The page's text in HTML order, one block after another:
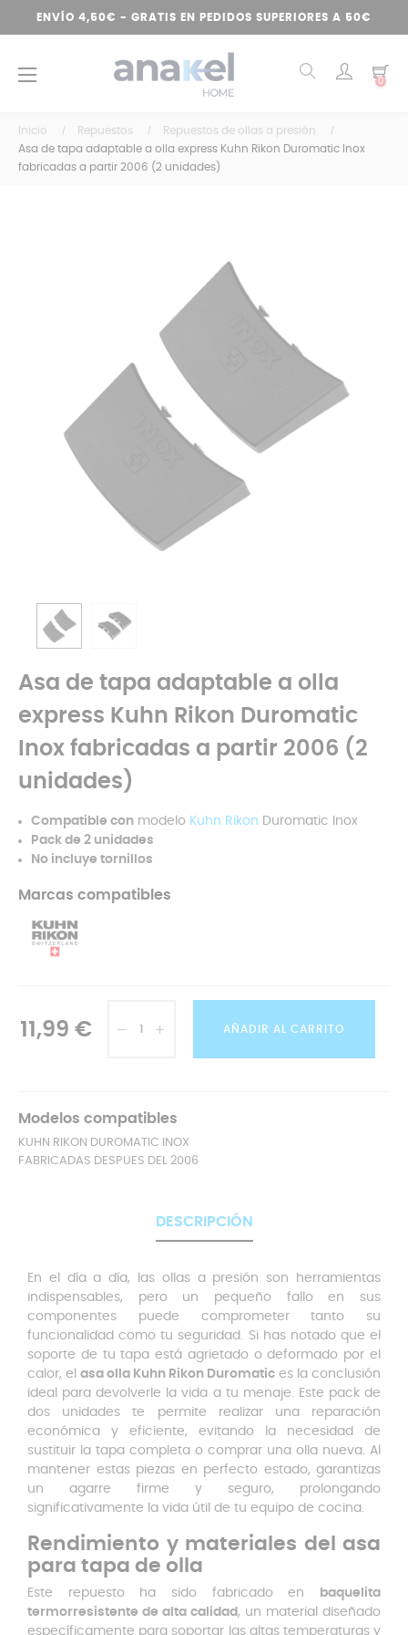
ENVÍO 4,50€ - GRATIS EN PEDIDOS SUPERIORES A 50€
Navegación
☰ 0
Inicio Repuestos
Repuestos de ollas a presión
Asa de tapa adaptable a olla express Kuhn Rikon Duromatic Inox
fabricadas a partir 2006 (2 unidades)
Asa de tapa adaptable a olla
express Kuhn Rikon Duromatic
Inox fabricadas a partir 2006 (2
unidades)
Compatible con modelo Kuhn Rikon Duromatic Inox
Pack de 2 unidades
No incluye tornillos
Marcas compatibles
11,99 € AÑADIR AL CARRITO
Modelos compatibles
KUHN RIKON DUROMATIC INOX
FABRICADAS DESPUES DEL 2006
DESCRIPCIÓN
En el día a día, las ollas a presión son herramientas
indispensables, pero un pequeño fallo en sus
componentes puede comprometer tanto su
funcionalidad como tu seguridad. Si has notado que el
soporte de tu tapa está agrietado o deformado por el
calor, el asa olla Kuhn Rikon Duromatic es la conclusión
ideal para devolverle la vida a tu menaje. Este pack de
dos unidades te permite realizar una reparación
económica y eficiente, evitando la necesidad de
sustituir la tapa completa o comprar una olla nueva. Al
mantener estas piezas en perfecto estado, garantizas
un agarre firme y seguro, prolongando
significativamente la vida útil de tu equipo de cocina.
Rendimiento y materiales del asa
para tapa de olla
Este repuesto ha sido fabricado en
baquelita
termorresistente de alta calidad, un material diseñado
específicamente para soportar las altas temperaturas y